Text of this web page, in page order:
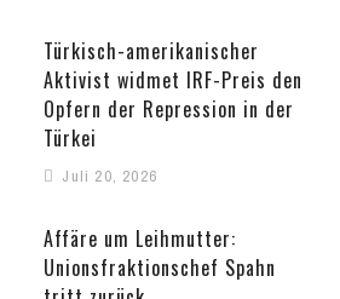
Türkisch-amerikanischer
Aktivist widmet IRF-Preis den
Opfern der Repression in der
Türkei
Juli 20, 2026
Affäre um Leihmutter:
Unionsfraktionschef Spahn